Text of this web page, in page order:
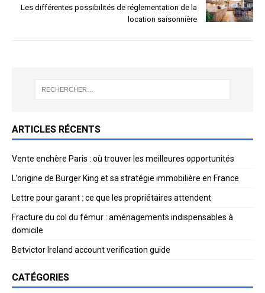
Les différentes possibilités de réglementation de la
location saisonnière
ARTICLES RÉCENTS
Vente enchère Paris : où trouver les meilleures opportunités
L’origine de Burger King et sa stratégie immobilière en France
Lettre pour garant : ce que les propriétaires attendent
Fracture du col du fémur : aménagements indispensables à
domicile
Betvictor Ireland account verification guide
CATÉGORIES